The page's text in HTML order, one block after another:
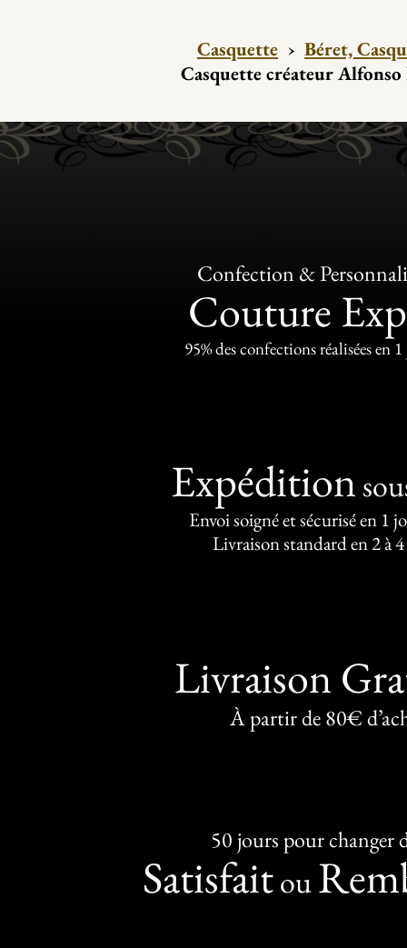
Casquette › Béret,
Casquette créateur
Confection &
Couture
95% des confections réalisées en
Expédition
Envoi soigné et sécurisé en 1
Livraison standard en 2 à
Livraison
À partir de 80€
50 jours pour changer
Satisfaitou